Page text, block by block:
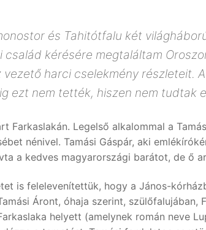
és Tahitótfalu két
kérésére megtaláltam
harci cselekmény részleteit.
ezt nem tették, hiszen nem tudtak
Farkaslakán. Legelső alkalommal a
nénivel. Tamási Gáspár, aki
a kedves magyarországi barátot, de ő
is felelevenítettük, hogy a János-
Áront, óhaja szerint, szülőfalujában,
helyett (amelynek román neve